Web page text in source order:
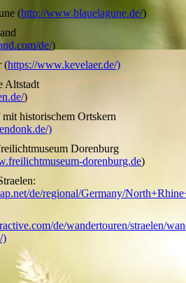
(http://www.blauelagune.de/)
de/)
(https://www.kevelaer.de/)
Altstadt
)
historischem Ortskern
)
Dorenburg
dorenburg.de)
de/regional/Germany/
de/wandertouren/straelen/
)